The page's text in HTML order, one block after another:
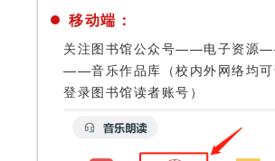
移动端：
关注图书馆公众号——电子资源
——音乐作品库 （校内外网络均
登录图书馆读者账号）